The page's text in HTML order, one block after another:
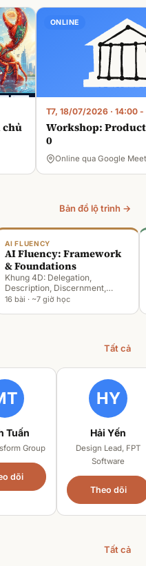
chủ
ONLINE
T7, 18/07/2026 · 14:00 -
Workshop:
0
Online qua Google Meet
Bản đồ lộ trình →
AI FLUENCY
AI Fluency: Framework
& Foundations
Khung 4D: Delegation,
Description, Discernment,
Diligence
16 bài · ~7 giờ học
Tất cả
Tuấn
Group
dõi
Hải Yến
Design Lead, FPT
Software
Theo dõi
Tất cả